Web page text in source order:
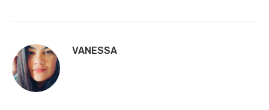
VANESSA